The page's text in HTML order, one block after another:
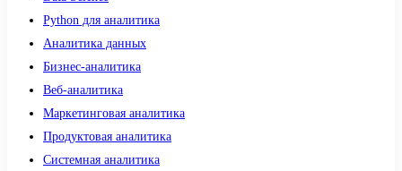
Python для аналитика
Аналитика данных
Бизнес-аналитика
Веб-аналитика
Маркетинговая аналитика
Продуктовая аналитика
Системная аналитика